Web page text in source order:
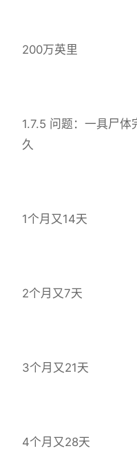
200万英里
1.7.5 问题：一具尸
久
1个月又14天
2个月又7天
3个月又21天
4个月又28天